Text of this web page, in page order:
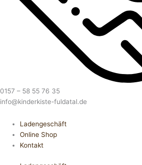
0157 – 58 55 76 35
info@kinderkiste-fuldatal.de
Ladengeschäft
Online Shop
Kontakt